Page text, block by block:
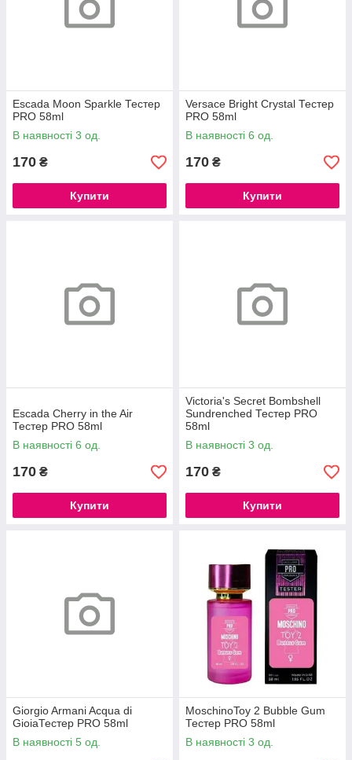
Escada Moon Sparkle Тестер
PRO 58ml
В наявності 3 од.
170 ₴
Купити
Versace Bright Crystal Тестер
PRO 58ml
В наявності 6 од.
170 ₴
Купити
Escada Cherry in the Air
Тестер PRO 58ml
В наявності 6 од.
170 ₴
Купити
Victoria's Secret Bombshell
Sundrenched Тестер PRO
58ml
В наявності 3 од.
170 ₴
Купити
Giorgio Armani Acqua di
GioiaТестер PRO 58ml
В наявності 5 од.
MoschinoToy 2 Bubble Gum
Тестер PRO 58ml
В наявності 3 од.